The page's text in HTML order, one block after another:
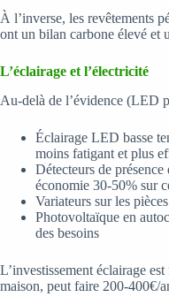
À l’inverse, les revêtements
ont un bilan carbone élevé et
L’éclairage et l’électricité
Au-delà de l’évidence (LED
Éclairage LED basse
moins fatigant et plus
Détecteurs de présence
économie 30-50% sur
Variateurs sur les
Photovoltaïque en
des besoins
L’investissement éclairage
maison, peut faire 200-400€/